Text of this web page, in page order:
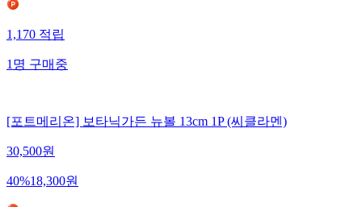
1,170 적립
1 명 구매중
[포트메리온] 보타닉가든 뉴볼 13cm 1P (씨클라멘)
30,500원
40%18,300원